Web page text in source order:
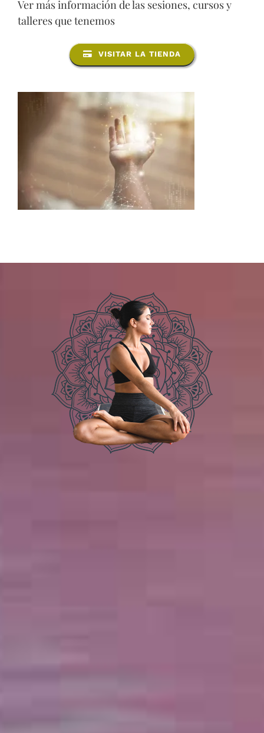
Ver más información de las sesiones, cursos y
talleres que tenemos
VISITAR LA TIENDA